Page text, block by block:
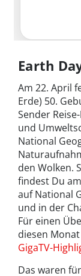
Earth
Am 22. April
Erde) 50.
Sender
und
National
den Wolken.
findest Du
auf National
und in der
Für einen
diesen
GigaTV-
Das waren